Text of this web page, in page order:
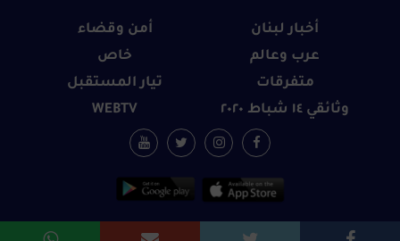
أخبار لبنان
أمن وقضاء
عرب وعالم
خاص
متفرقات
تيار المستقبل
وثائقي ١٤ شباط ٢٠٢٠
WEBTV